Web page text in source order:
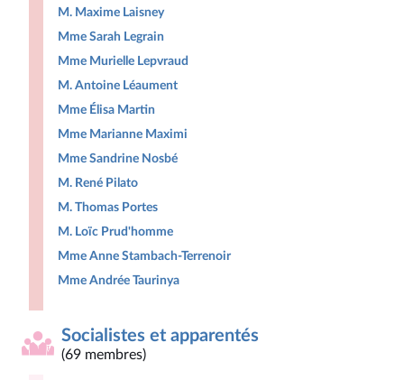
M. Maxime Laisney
Mme Sarah Legrain
Mme Murielle Lepvraud
M. Antoine Léaument
Mme Élisa Martin
Mme Marianne Maximi
Mme Sandrine Nosbé
M. René Pilato
M. Thomas Portes
M. Loïc Prud'homme
Mme Anne Stambach-Terrenoir
Mme Andrée Taurinya
Socialistes et apparentés
(69 membres)